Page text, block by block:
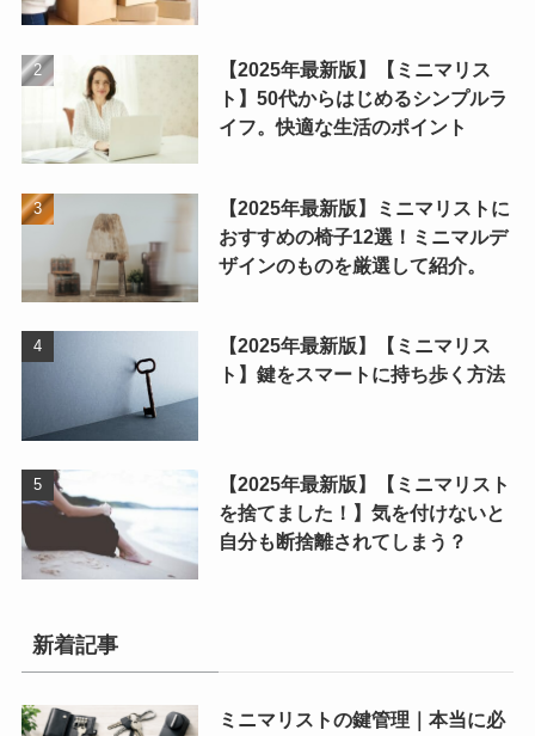
【2025年最新版】【ミニマリス
ト】50代からはじめるシンプルラ
イフ。快適な生活のポイント
【2025年最新版】ミニマリストに
おすすめの椅子12選！ミニマルデ
ザインのものを厳選して紹介。
【2025年最新版】【ミニマリス
ト】鍵をスマートに持ち歩く方法
【2025年最新版】【ミニマリスト
を捨てました！】気を付けないと
自分も断捨離されてしまう？
新着記事
ミニマリストの鍵管理｜本当に必